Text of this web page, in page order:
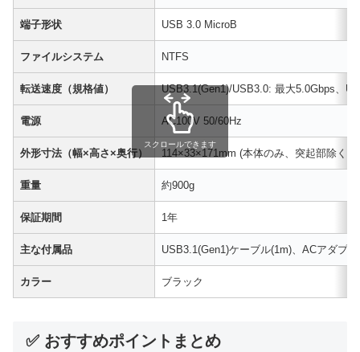
端子形状 USB 3.0 MicroB
ファイルシステム NTFS
転送速度（規格値） USB3.1(Gen1)/USB3.0: 最大5.0Gbps、
電源 AC100V 50/60Hz
外形寸法（幅×高さ×奥行） 114×33×171mm (本体のみ、突起部除く)
重量 約900g
保証期間 1年
主な付属品 USB3.1(Gen1)ケーブル(1m)、ACアダプ
カラー ブラック
スクロールできます
✅ おすすめポイントまとめ